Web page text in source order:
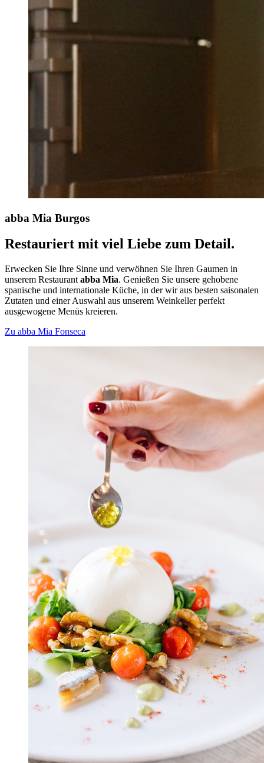
abba Mia Burgos
Restauriert mit viel Liebe zum Detail.
Erwecken Sie Ihre Sinne und verwöhnen Sie Ihren Gaumen in
unserem Restaurant abba Mia. Genießen Sie unsere gehobene
spanische und internationale Küche, in der wir aus besten saisonalen
Zutaten und einer Auswahl aus unserem Weinkeller perfekt
ausgewogene Menüs kreieren.
Zu abba Mia Fonseca